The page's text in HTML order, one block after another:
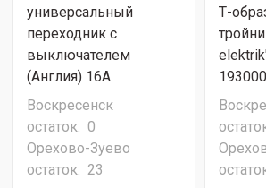
универсальный
переходник с
выключателем
(Англия) 16A
Воскресенск
остаток: 0
Орехово-Зуево
остаток: 23
Т-